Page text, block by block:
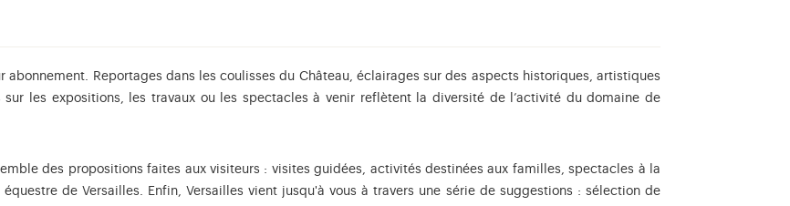
abonnement. Reportages dans les coulisses du Château, éclairages sur des aspects historiques, artistiques
les expositions, les travaux ou les spectacles à venir reflètent la diversité de l’activité du domaine de
des propositions faites aux visiteurs : visites guidées, activités destinées aux familles, spectacles à la
de Versailles. Enfin, Versailles vient jusqu'à vous à travers une série de suggestions : sélection de